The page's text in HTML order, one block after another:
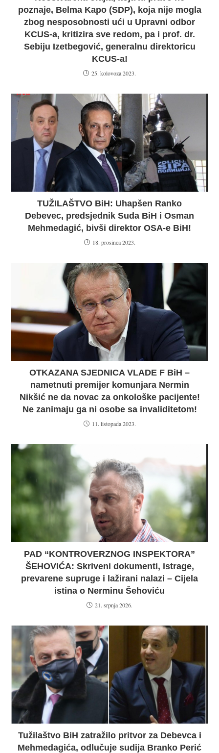
poznaje, Belma Kapo (SDP), koja nije mogla
zbog nesposobnosti ući u Upravni odbor
KCUS-a, kritizira sve redom, pa i prof. dr.
Sebiju Izetbegović, generalnu direktoricu
KCUS-a!
25. kolovoza 2023.
TUŽILAŠTVO BiH: Uhapšen Ranko
Debevec, predsjednik Suda BiH i Osman
Mehmedagić, bivši direktor OSA-e BiH!
18. prosinca 2023.
OTKAZANA SJEDNICA VLADE F BiH –
nametnuti premijer komunjara Nermin
Nikšić ne da novac za onkološke pacijente!
Ne zanimaju ga ni osobe sa invaliditetom!
11. listopada 2023.
PAD “KONTROVERZNOG INSPEKTORA”
ŠEHOVIĆA: Skriveni dokumenti, istrage,
prevarene supruge i lažirani nalazi – Cijela
istina o Nerminu Šehoviću
21. srpnja 2026.
Tužilaštvo BiH zatražilo pritvor za Debevca i
Mehmedagića, odlučuje sudija Branko Perić